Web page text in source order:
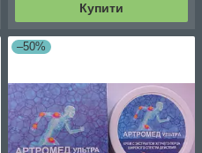
Купити
–50%